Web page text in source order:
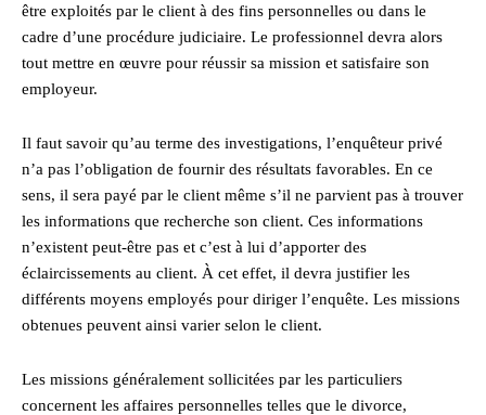
être exploités par le client à des fins personnelles ou dans le
cadre d’une procédure judiciaire. Le professionnel devra alors
tout mettre en œuvre pour réussir sa mission et satisfaire son
employeur.
Il faut savoir qu’au terme des investigations, l’enquêteur privé
n’a pas l’obligation de fournir des résultats favorables. En ce
sens, il sera payé par le client même s’il ne parvient pas à trouver
les informations que recherche son client. Ces informations
n’existent peut-être pas et c’est à lui d’apporter des
éclaircissements au client. À cet effet, il devra justifier les
différents moyens employés pour diriger l’enquête. Les missions
obtenues peuvent ainsi varier selon le client.
Les missions généralement sollicitées par les particuliers
concernent les affaires personnelles telles que le divorce,